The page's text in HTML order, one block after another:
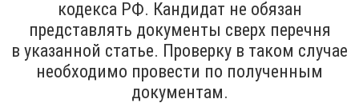
кодекса РФ. Кандидат не обязан
представлять документы сверх перечня
в указанной статье. Проверку в таком случае
необходимо провести по полученным
документам.